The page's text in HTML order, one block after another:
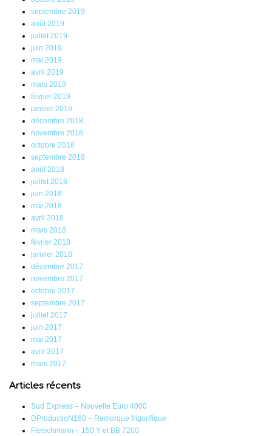
septembre 2019
août 2019
juillet 2019
juin 2019
mai 2019
avril 2019
mars 2019
février 2019
janvier 2019
décembre 2018
novembre 2018
octobre 2018
septembre 2018
août 2018
juillet 2018
juin 2018
mai 2018
avril 2018
mars 2018
février 2018
janvier 2018
décembre 2017
novembre 2017
octobre 2017
septembre 2017
juillet 2017
juin 2017
mai 2017
avril 2017
mars 2017
Articles récents
Sud Express – Nouvelle Euro 4000
DProductioN160 – Remorque frigorifique
Fleischmann – 150 Y et BB 7200